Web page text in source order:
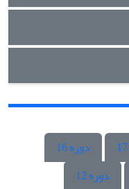
دوره 16
دوره 12